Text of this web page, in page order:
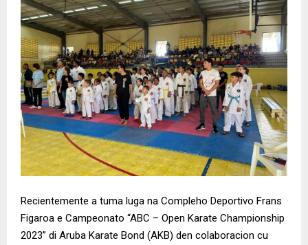
Recientemente a tuma luga na Compleho Deportivo Frans
Figaroa e Campeonato “ABC – Open Karate Championship
2023” di Aruba Karate Bond (AKB) den colaboracion cu